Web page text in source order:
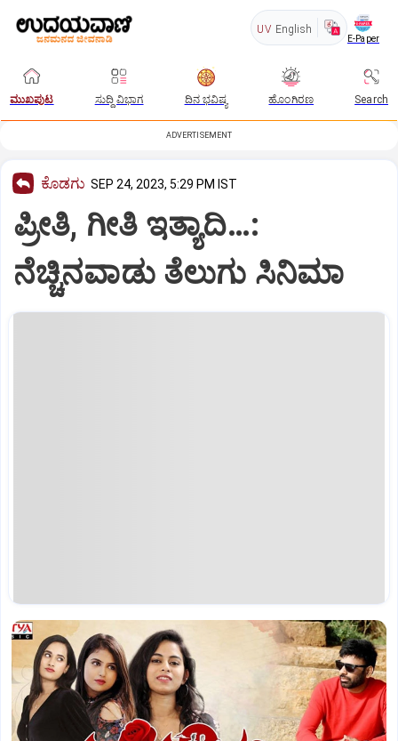
UV English
E-Paper
ಮುಖಪುಟ ಸುದ್ದಿ ವಿಭಾಗ ದಿನ ಭವಿಷ್ಯ ಹೊಂಗಿರಣ Search
ADVERTISEMENT
ಕೊಡಗು SEP 24, 2023, 5:29 PM IST
ಪ್ರೀತಿ, ಗೀತಿ ಇತ್ಯಾದಿ…:
ನೆಚ್ಚಿನವಾಡು ತೆಲುಗು ಸಿನಿಮಾ